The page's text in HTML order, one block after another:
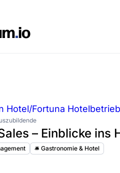
Hotel/Fortuna
– Einblicke ins
🛎️ Gastronomie & Hotel